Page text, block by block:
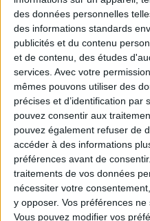
des données personnelles
des informations standards
publicités et du contenu
et de contenu, des études
services. Avec votre
mêmes pouvons utiliser des
précises et d’identification par
pouvez consentir aux
pouvez également refuser de
accéder à des informations
préférences avant de consentir.
traitements de vos données
nécessiter votre
y opposer. Vos préférences
Vous pouvez modifier vos
Auteur :
Éditeur :
En
son
félins
fleurs
au
19,95
Le
Auteur :
Éditeur :
Le rêve